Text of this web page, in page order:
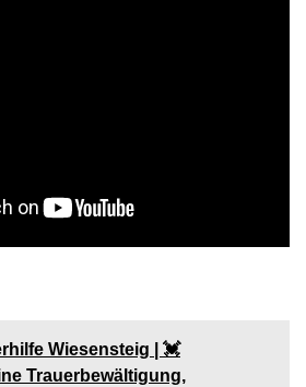
Wiesensteig | 💓️️
Trauerbewältigung,